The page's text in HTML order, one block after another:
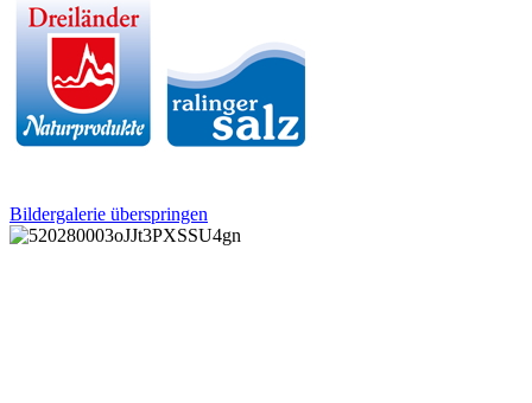
Bildergalerie überspringen